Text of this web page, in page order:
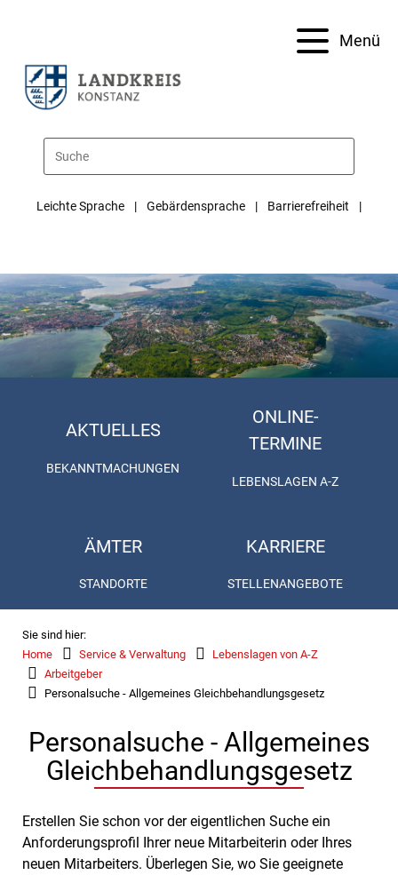
Menü
Leichte Sprache Gebärdensprache Barrierefreiheit
AKTUELLES
BEKANNTMACHUNGEN
ONLINE-
TERMINE
LEBENSLAGEN A-Z
ÄMTER
STANDORTE
KARRIERE
STELLENANGEBOTE
Sie sind hier:
Home
Service & Verwaltung
Lebenslagen von A-Z
Arbeitgeber
Personalsuche - Allgemeines Gleichbehandlungsgesetz
Personalsuche - Allgemeines
Gleichbehandlungsgesetz
Erstellen Sie schon vor der eigentlichen Suche ein
Anforderungsprofil Ihrer neue Mitarbeiterin oder Ihres
neuen Mitarbeiters. Überlegen Sie, wo Sie geeignete